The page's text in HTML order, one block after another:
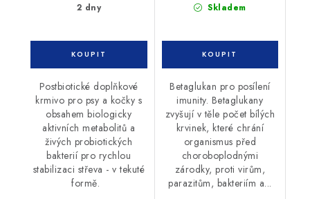
2 dny
Postbiotické doplňkové
krmivo pro psy a kočky s
obsahem biologicky
aktivních metabolitů a
živých probiotických
bakterií pro rychlou
stabilizaci střeva - v tekuté
formě.
Skladem
Betaglukan pro posílení
imunity. Betaglukany
zvyšují v těle počet bílých
krvinek, které chrání
organismus před
choroboplodnými
zárodky, proti virům,
parazitům, bakteriím a...